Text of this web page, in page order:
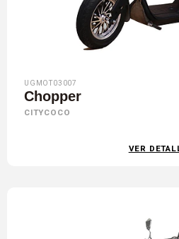
UGMOT03007
Chopper
CITYCOCO
VER